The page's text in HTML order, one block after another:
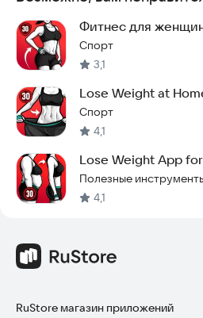
Фитнес для
тренировка
Спорт
3,1
Lose Weight at
Спорт
4,1
Lose Weight App
Полезные
4,1
RuStore магазин приложений